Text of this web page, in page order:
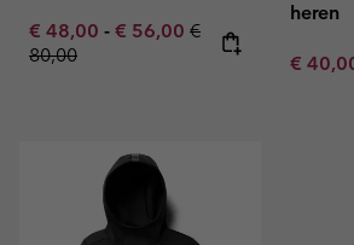
Minimum sale price:
€ 48,00 - Maximum sale price:
€ 56,00 Regular price:
€
80,00
heren
Sale
€